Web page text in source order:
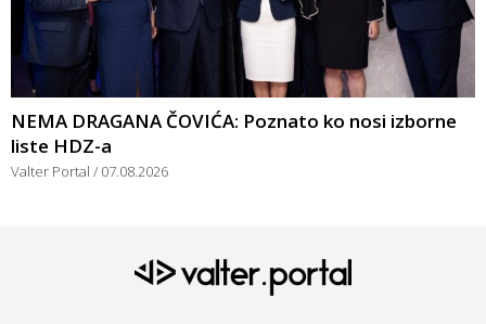
NEMA DRAGANA ČOVIĆA: Poznato ko nosi izborne
liste HDZ-a
Valter Portal 07.08.2026